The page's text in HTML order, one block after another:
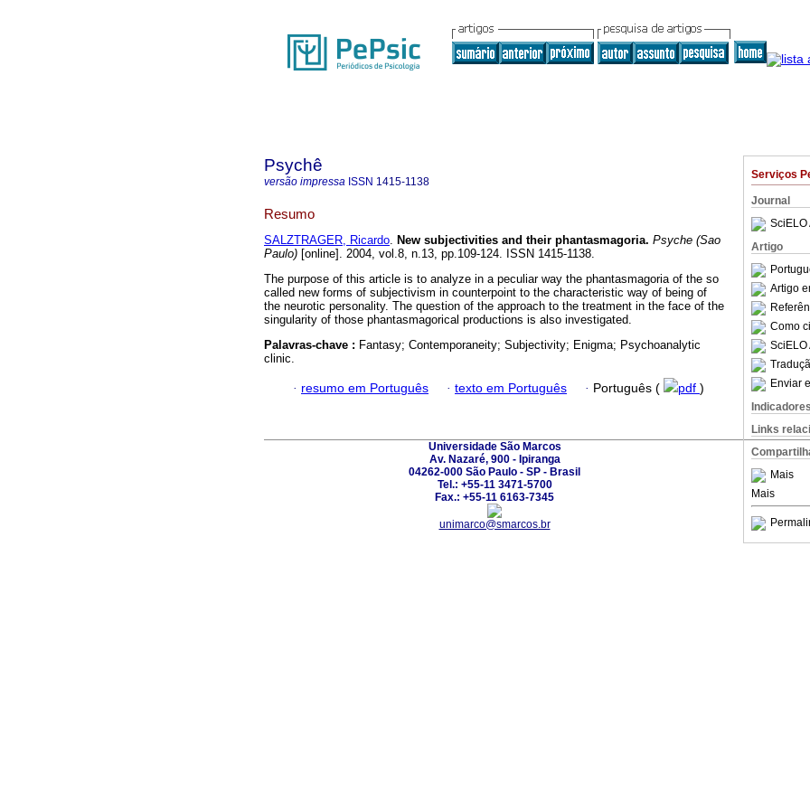
Serviços
Journal
SciELO
Artigo
Artigo
Como
SciELO
Enviar
Indicadores
Links
Mais
Mais
Psychê
versão impressa ISSN 1415-1138
Resumo
SALZTRAGER, Ricardo. New subjectivities and their phantasmagoria. Psyche (Sao
Paulo) [online]. 2004, vol.8, n.13, pp.109-124. ISSN 1415-1138.
The purpose of this article is to analyze in a peculiar way the phantasmagoria of the so
called new forms of subjectivism in counterpoint to the characteristic way of being of
the neurotic personality. The question of the approach to the treatment in the face of the
singularity of those phantasmagorical productions is also investigated.
Palavras-chave : Fantasy; Contemporaneity; Subjectivity; Enigma; Psychoanalytic
clinic.
· resumo em Português · texto em Português · Português ( pdf )
Universidade São Marcos
Av. Nazaré, 900 - Ipiranga
04262-000 São Paulo - SP - Brasil
Tel.: +55-11 3471-5700
Fax.: +55-11 6163-7345
unimarco@smarcos.br